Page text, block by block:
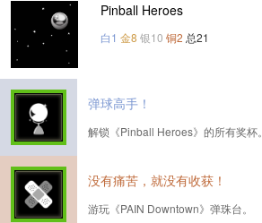
Pinball Heroes
白1 金8 银10 铜2 总21
弹球高手！
解锁《Pinball Heroes》的所有奖杯。
没有痛苦，就没有收获！
游玩《PAIN Downtown》弹珠台。